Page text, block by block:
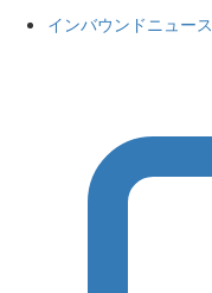
インバウンドニュース